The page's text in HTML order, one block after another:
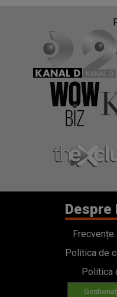
Despre
Frecvențe
Politica de
Politica